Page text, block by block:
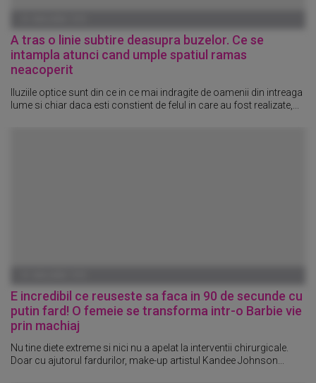
A tras o linie subtire deasupra buzelor. Ce se
intampla atunci cand umple spatiul ramas
neacoperit
Iluziile optice sunt din ce in ce mai indragite de oamenii din intreaga
lume si chiar daca esti constient de felul in care au fost realizate,...
E incredibil ce reuseste sa faca in 90 de secunde cu
putin fard! O femeie se transforma intr-o Barbie vie
prin machiaj
Nu tine diete extreme si nici nu a apelat la interventii chirurgicale.
Doar cu ajutorul fardurilor, make-up artistul Kandee Johnson...